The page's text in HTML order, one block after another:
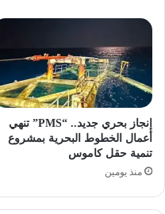
إنجاز بحري جديد.. “PMS” تنهي
أعمال الخطوط البحرية بمشروع
تنمية حقل كاموس
منذ يومين